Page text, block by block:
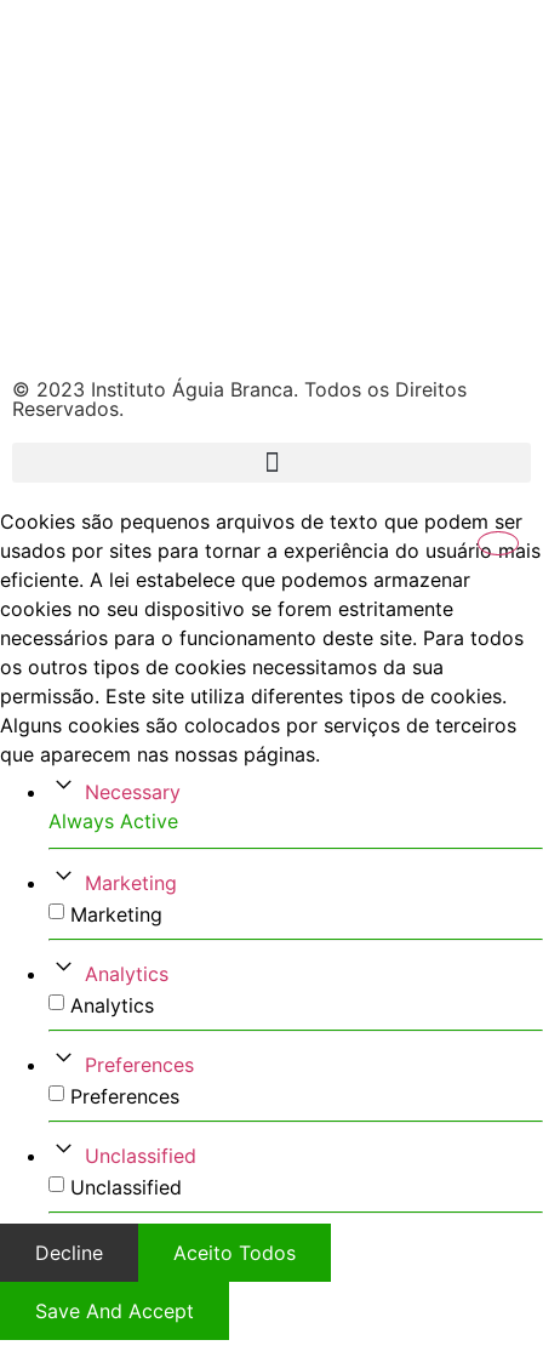
© 2023 Instituto Águia Branca. Todos os Direitos
Reservados.
Cookies são pequenos arquivos de texto que podem ser
usados por sites para tornar a experiência do usuário mais
eficiente. A lei estabelece que podemos armazenar
cookies no seu dispositivo se forem estritamente
necessários para o funcionamento deste site. Para todos
os outros tipos de cookies necessitamos da sua
permissão. Este site utiliza diferentes tipos de cookies.
Alguns cookies são colocados por serviços de terceiros
que aparecem nas nossas páginas.
Necessary
Always Active
Marketing
Marketing
Analytics
Analytics
Preferences
Preferences
Unclassified
Unclassified
Decline Aceito Todos
Save And Accept